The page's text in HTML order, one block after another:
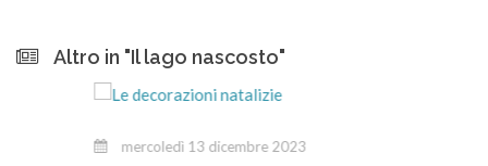
Altro in "Il lago nascosto"
mercoledì 13 dicembre 2023